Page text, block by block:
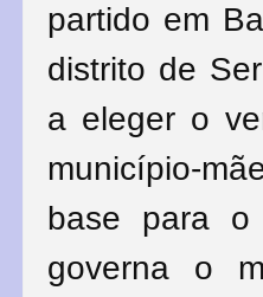
partido em
distrito de
a eleger o
município-
base para o
governa o